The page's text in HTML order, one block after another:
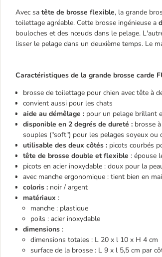
Avec sa tête de brosse flexible, la grande
toilettage agréable. Cette brosse ingénieuse a
bouloches et des nœuds dans le pelage.
lisser le pelage dans un deuxième temps. Le
Caractéristiques de la grande brosse carde
brosse de toilettage pour chien avec tête à
convient aussi pour les chats
aide au démêlage : pour un pelage brillant
disponible en 2 degrés de dureté : brosse
souples ("soft") pour les pelages soyeux ou
utilisable des deux côtés : picots courbés
tête de brosse double et flexible : épouse
picots en acier inoxydable : doux pour la
avec manche ergonomique : tient bien en
coloris : noir / argent
matériaux :
manche : plastique
poils : acier inoxydable
dimensions :
dimensions totales : L 20 x l 10 x H 4 cm
surface de la brosse : L 9 x l 5,5 cm par